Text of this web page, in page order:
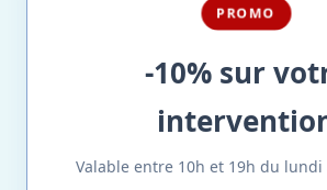
PROMO
-10% sur
Valable entre 10h et 19h du